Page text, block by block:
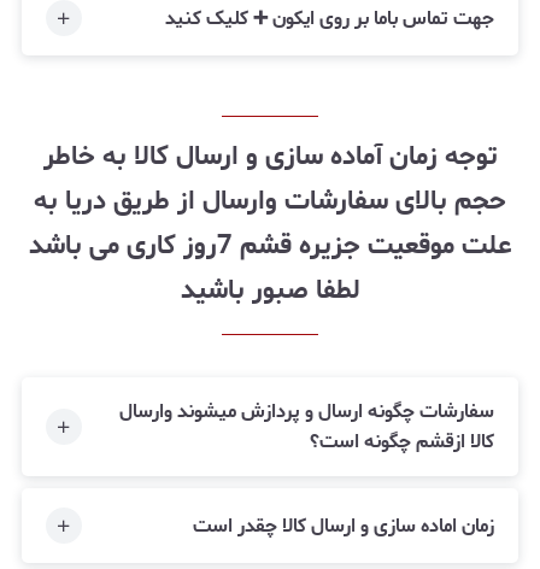
جهت تماس باما بر روی ایکون ➕ کلیک کنید
توجه زمان آماده سازی و ارسال کالا به خاطر
حجم بالای سفارشات وارسال از طریق دریا به
علت موقعیت جزیره قشم 7روز کاری می باشد
لطفا صبور باشید
سفارشات چگونه ارسال و پردازش میشوند وارسال
کالا ازقشم چگونه است؟
زمان اماده سازی و ارسال کالا چقدر است